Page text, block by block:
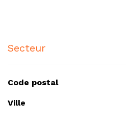
Secteur
Code postal
Ville